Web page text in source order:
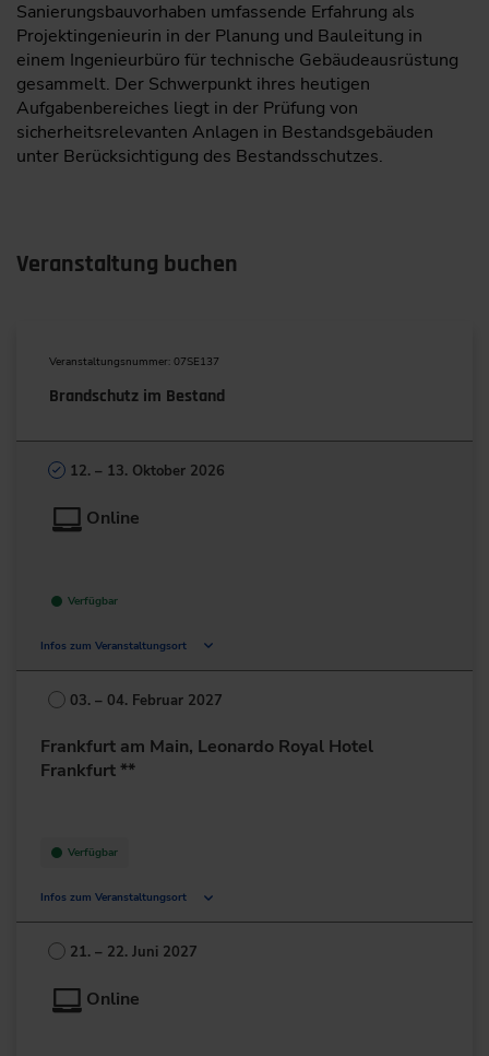
Sanierungsbauvorhaben umfassende Erfahrung als
Projektingenieurin in der Planung und Bauleitung in
einem Ingenieurbüro für technische Gebäudeausrüstung
gesammelt. Der Schwerpunkt ihres heutigen
Aufgabenbereiches liegt in der Prüfung von
sicherheitsrelevanten Anlagen in Bestandsgebäuden
unter Berücksichtigung des Bestandsschutzes.
Veranstaltung buchen
Veranstaltungsnummer: 07SE137
Brandschutz im Bestand
12. – 13. Oktober 2026
Online
Verfügbar
Infos zum Veranstaltungsort
Deutschland
+49 211/6214-201
03. – 04. Februar 2027
Frankfurt am Main, Leonardo Royal Hotel
Frankfurt **
Verfügbar
Infos zum Veranstaltungsort
Mailänder Straße 1
60598 Frankfurt am Main
21. – 22. Juni 2027
Online